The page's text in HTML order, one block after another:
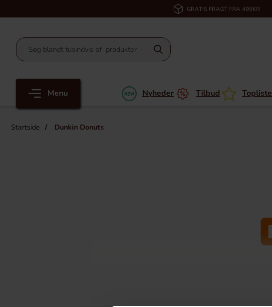
GRATIS FRAGT FRA 499KR
Menu Nyheder Tilbud Topliste
Startside Dunkin Donuts